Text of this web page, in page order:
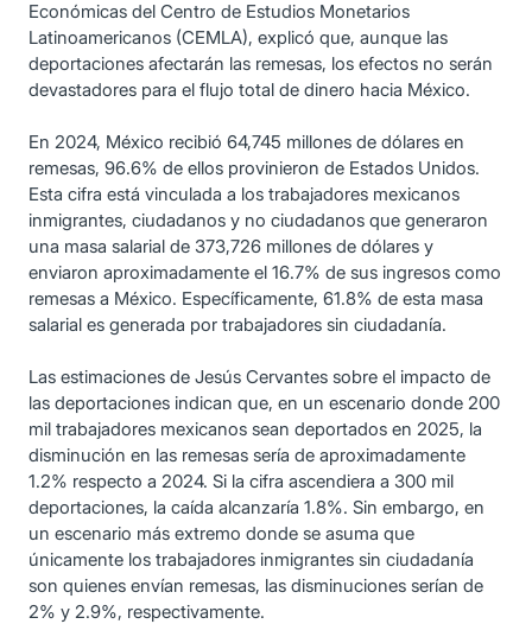
Económicas del Centro de Estudios Monetarios
Latinoamericanos (CEMLA), explicó que, aunque las
deportaciones afectarán las remesas, los efectos no serán
devastadores para el flujo total de dinero hacia México.
En 2024, México recibió 64,745 millones de dólares en
remesas, 96.6% de ellos provinieron de Estados Unidos.
Esta cifra está vinculada a los trabajadores mexicanos
inmigrantes, ciudadanos y no ciudadanos que generaron
una masa salarial de 373,726 millones de dólares y
enviaron aproximadamente el 16.7% de sus ingresos como
remesas a México. Específicamente, 61.8% de esta masa
salarial es generada por trabajadores sin ciudadanía.
Las estimaciones de Jesús Cervantes sobre el impacto de
las deportaciones indican que, en un escenario donde 200
mil trabajadores mexicanos sean deportados en 2025, la
disminución en las remesas sería de aproximadamente
1.2% respecto a 2024. Si la cifra ascendiera a 300 mil
deportaciones, la caída alcanzaría 1.8%. Sin embargo, en
un escenario más extremo donde se asuma que
únicamente los trabajadores inmigrantes sin ciudadanía
son quienes envían remesas, las disminuciones serían de
2% y 2.9%, respectivamente.